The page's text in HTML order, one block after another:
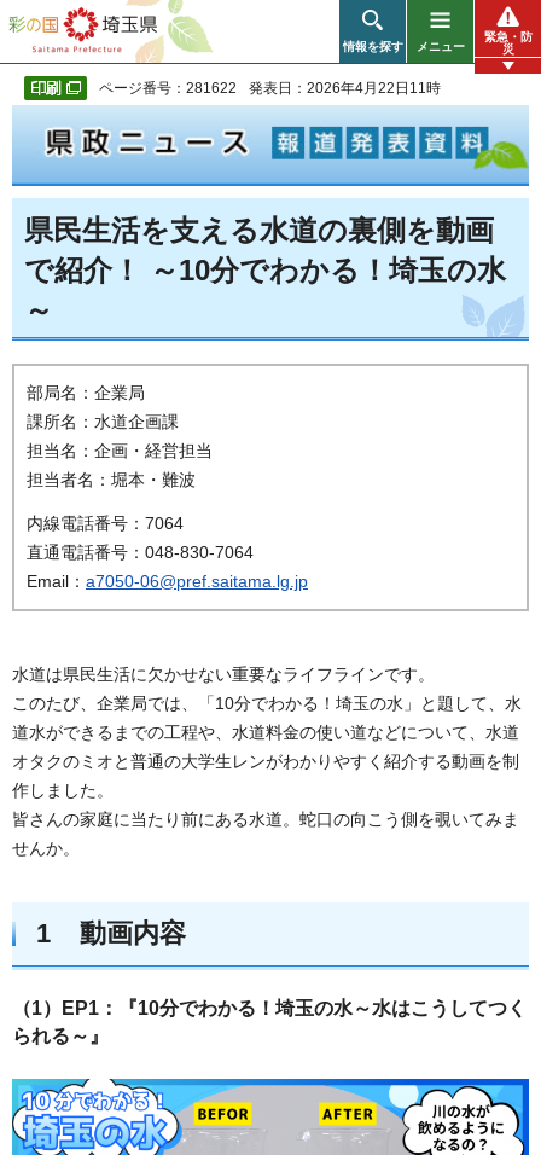
彩の国 埼玉県
情報を探す メニュー
緊急・防
災
ページ番号：281622 発表日：2026年4月22日11時
県民生活を支える水道の裏側を動画
で紹介！ ～10分でわかる！埼玉の水
～
部局名：企業局
課所名：水道企画課
担当名：企画・経営担当
担当者名：堀本・難波
内線電話番号：7064
直通電話番号：048-830-7064
Email： a7050-06@pref.saitama.lg.jp
水道は県民生活に欠かせない重要なライフラインです。
このたび、企業局では、「10分でわかる！埼玉の水」と題して、水
道水ができるまでの工程や、水道料金の使い道などについて、水道
オタクのミオと普通の大学生レンがわかりやすく紹介する動画を制
作しました。
皆さんの家庭に当たり前にある水道。蛇口の向こう側を覗いてみま
せんか。
1 動画内容
（1）EP1：『10分でわかる！埼玉の水～水はこうしてつく
られる～』